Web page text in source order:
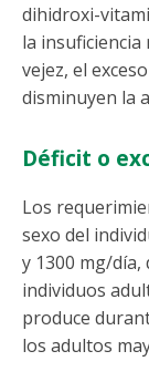
dihidroxi-
la
vejez, el
disminuyen la
Déficit o
Los
sexo del
y 1300 mg/día,
individuos
produce
los adultos